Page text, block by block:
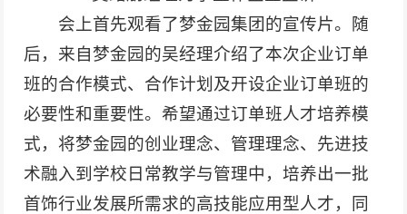
会上首先观看了梦金园集团的宣传片。随
后，来自梦金园的吴经理介绍了本次企业订单
班的合作模式、合作计划及开设企业订单班的
必要性和重要性。希望通过订单班人才培养模
式，将梦金园的创业理念、管理理念、先进技
术融入到学校日常教学与管理中，培养出一批
首饰行业发展所需求的高技能应用型人才，同